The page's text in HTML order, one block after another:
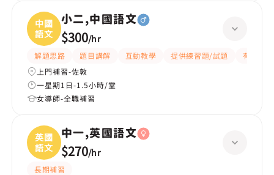
中國
語文
小二,中國語文
$300/hr
解題思路 題目講解 互動教學 提供練習題/試題
有愛心
上門補習-佐敦
一星期1日-1.5小時/堂
女導師-全職補習
英國
語文
中一,英國語文
$270/hr
長期補習